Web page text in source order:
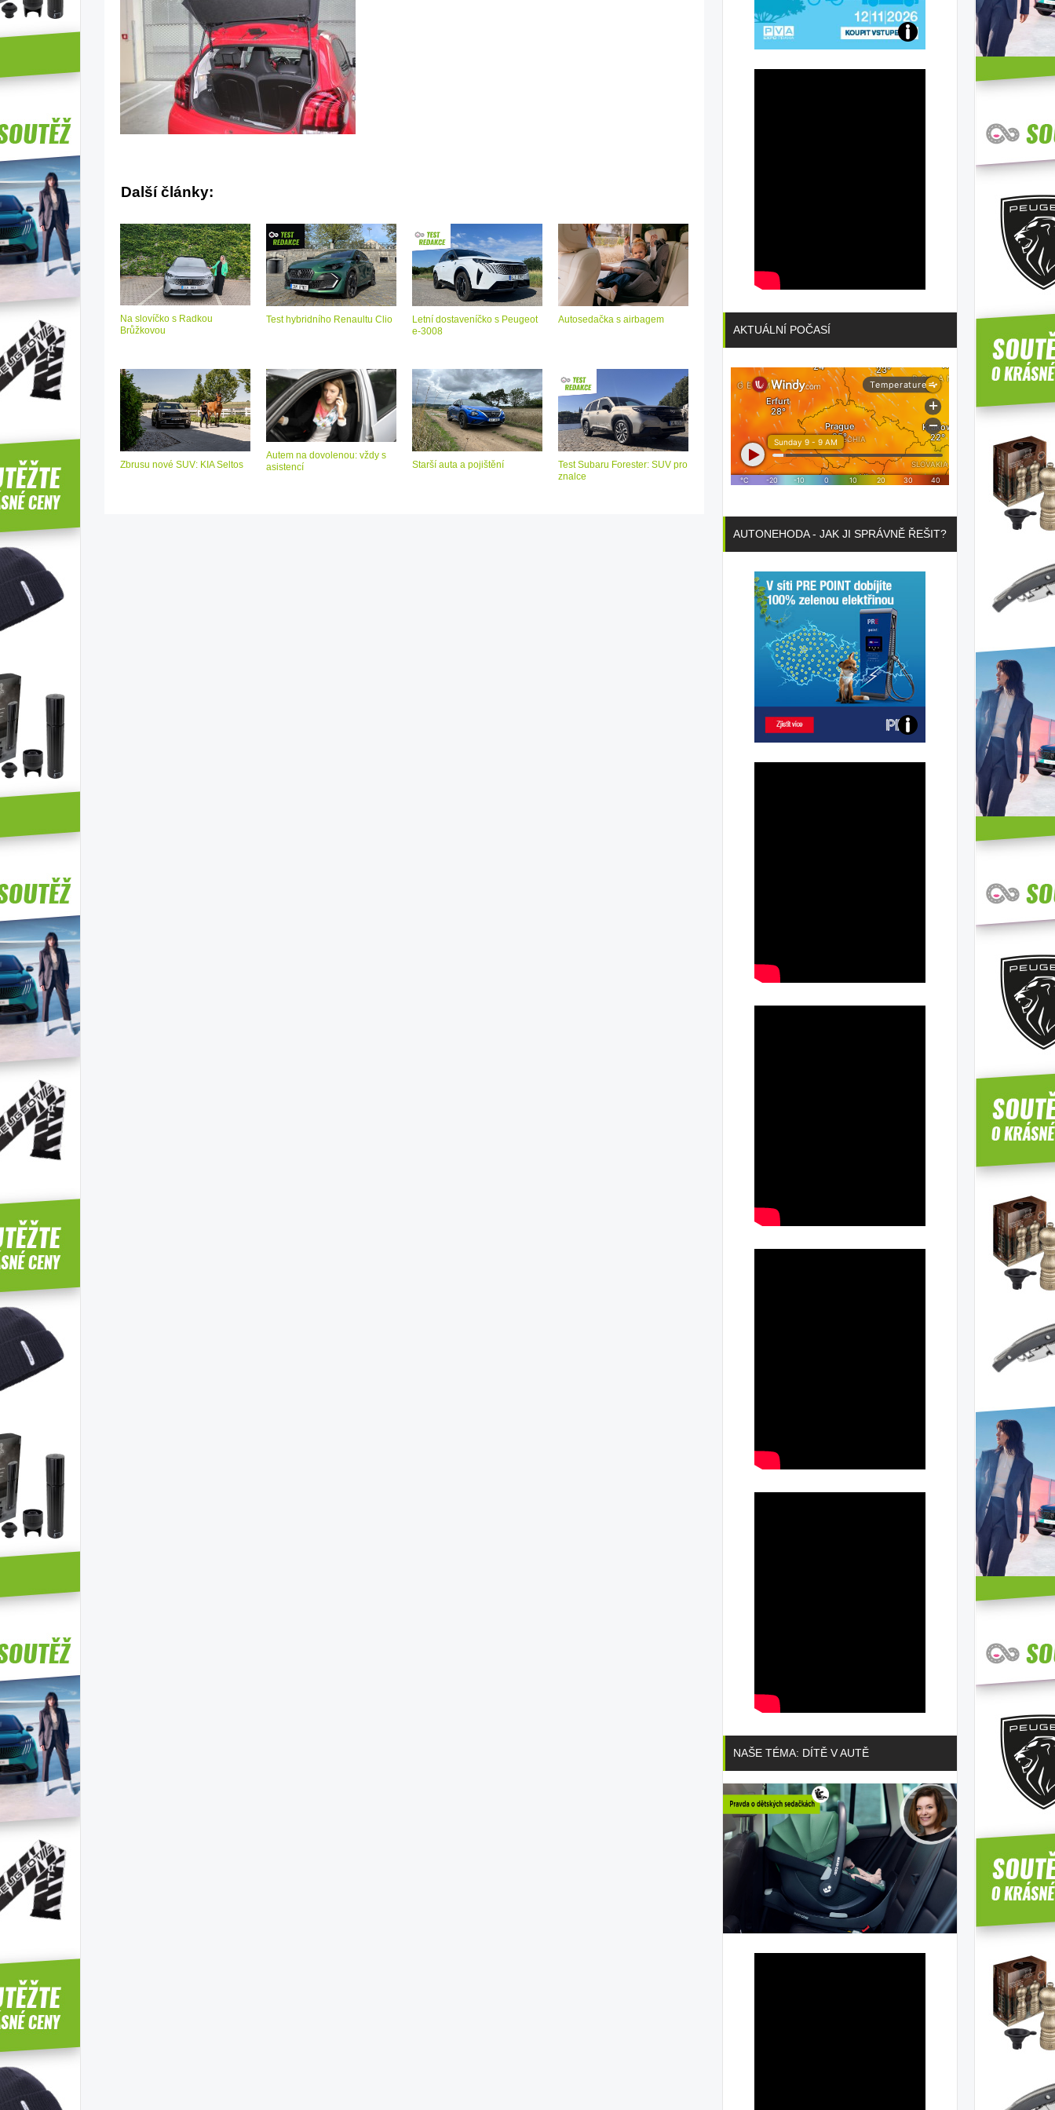
Další články:
Na slovíčko s Radkou
Brůžkovou
Test hybridního Renaultu Clio
Letní dostaveníčko s Peugeot
e-3008
Autosedačka s airbagem
Zbrusu nové SUV: KIA Seltos
Autem na dovolenou: vždy s
asistencí
Starší auta a pojištění
Test Subaru Forester: SUV pro
znalce
Přijďte
AKTUÁLNÍ POČASÍ
AUTONEHODA - JAK JI SPRÁVNĚ ŘEŠIT?
Poznejte
NAŠE TÉMA: DÍTĚ V AUTĚ